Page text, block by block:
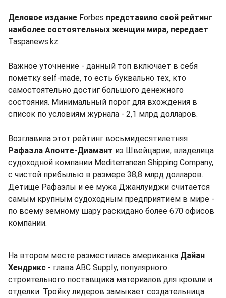
Деловое издание Forbes представило свой рейтинг
наиболее состоятельных женщин мира, передает
Taspanews.kz.
Важное уточнение - данный топ включает в себя
пометку self-made, то есть буквально тех, кто
самостоятельно достиг большого денежного
состояния. Минимальный порог для вхождения в
список по условиям журнала - 2,1 млрд долларов.
Возглавила этот рейтинг восьмидесятилетняя
Рафаэла Апонте-Диамант из Швейцарии, владелица
судоходной компании Mediterranean Shipping Company,
с чистой прибылью в размере 38,8 млрд долларов.
Детище Рафаэлы и ее мужа Джанлуиджи считается
самым крупным судоходным предприятием в мире -
по всему земному шару раскидано более 670 офисов
компании.
На втором месте разместилась американка Дайан
Хендрикс - глава ABC Supply, популярного
строительного поставщика материалов для кровли и
отделки. Тройку лидеров замыкает создательница